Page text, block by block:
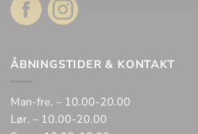
ÅBNINGSTIDER & KONTAKT
Man-fre. – 10.00-20.00
Lør. – 10.00-20.00